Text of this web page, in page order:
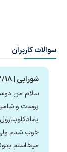
سوالات کاربران
شورابی | 1405/03/18
سلام من
پوست و
خوب شدم ولی
میخاستم